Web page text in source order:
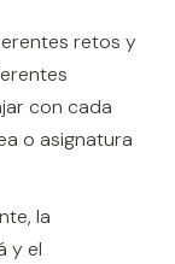
retos y
con cada
o asignatura
la
y el